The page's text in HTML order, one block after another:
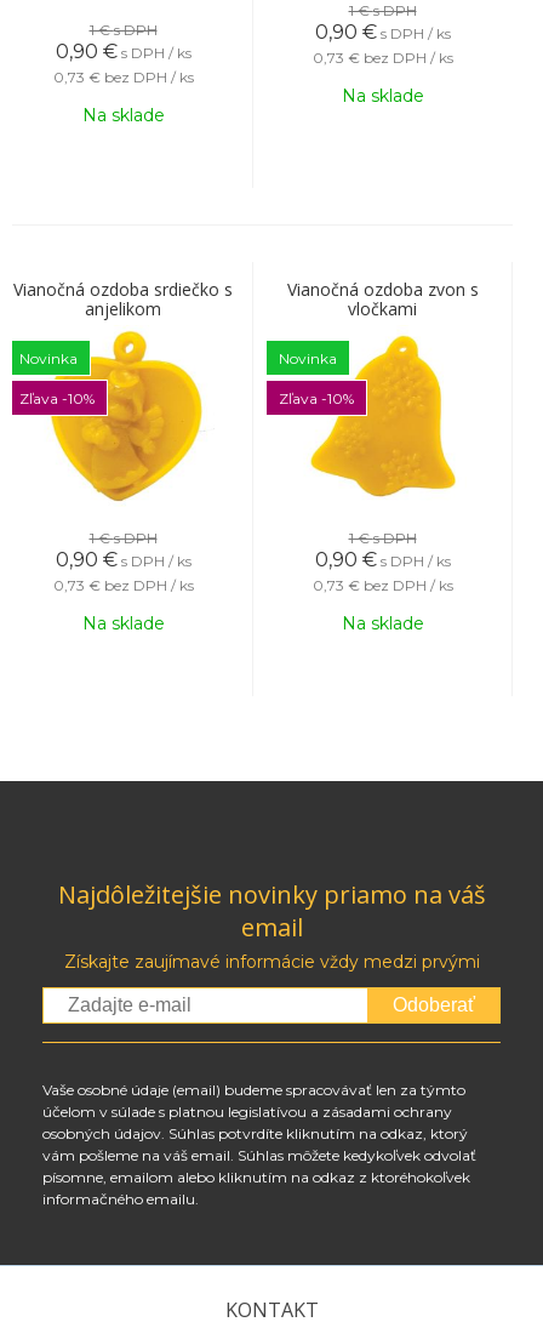
1 €s DPH
0,90 € s DPH / ks
0,73 € bez DPH / ks
Na sklade
1 €s DPH
0,90 € s DPH / ks
0,73 € bez DPH / ks
Na sklade
Vianočná ozdoba srdiečko s
anjelikom
Novinka
Zľava -10%
1 €s DPH
0,90 € s DPH / ks
0,73 € bez DPH / ks
Na sklade
Vianočná ozdoba zvon s
vločkami
Novinka
Zľava -10%
1 €s DPH
0,90 € s DPH / ks
0,73 € bez DPH / ks
Na sklade
Najdôležitejšie novinky priamo na váš
email
Získajte zaujímavé informácie vždy medzi prvými
Odoberať
Vaše osobné údaje (email) budeme spracovávať len za týmto
účelom v súlade s platnou legislatívou a zásadami ochrany
osobných údajov. Súhlas potvrdíte kliknutím na odkaz, ktorý
vám pošleme na váš email. Súhlas môžete kedykoľvek odvolať
písomne, emailom alebo kliknutím na odkaz z ktoréhokoľvek
informačného emailu.
KONTAKT